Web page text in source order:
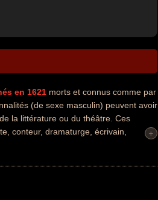
en 1621 morts et connus comme par
(de sexe masculin) peuvent avoir
la littérature ou du théâtre. Ces
conteur, dramaturge, écrivain,
+